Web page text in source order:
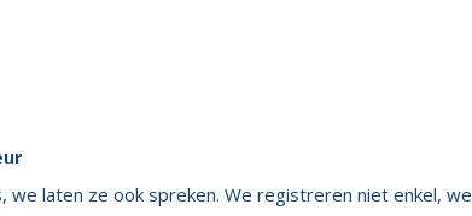
we laten ze ook spreken. We registreren niet enkel,